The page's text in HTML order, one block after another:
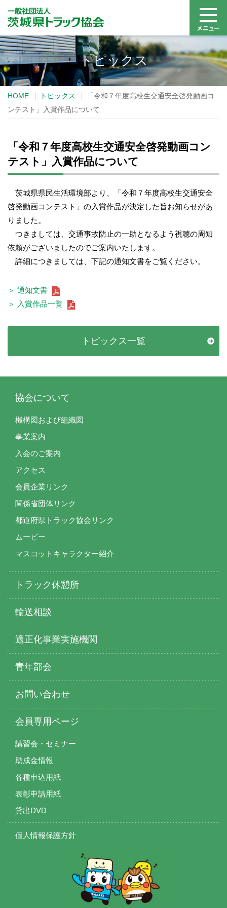
トピックス
HOME トピックス
「令和７年度高校生交通安全啓発動画コ
ンテスト」入賞作品について
「令和７年度高校生交通安全啓発動画コン
テスト」入賞作品について
茨城県県民生活環境部より、「令和７年度高校生交通安全
啓発動画コンテスト」の入賞作品が決定した旨お知らせがあ
りました。
つきましては、交通事故防止の一助となるよう視聴の周知
依頼がございましたのでご案内いたします。
詳細につきましては、下記の通知文書をご覧ください。
＞ 通知文書
＞ 入賞作品一覧
トピックス一覧
協会について
機構図および組織図
事業案内
入会のご案内
アクセス
会員企業リンク
関係省団体リンク
都道府県トラック協会リンク
ムービー
マスコットキャラクター紹介
トラック休憩所
輸送相談
適正化事業実施機関
青年部会
お問い合わせ
会員専用ページ
講習会・セミナー
助成金情報
各種申込用紙
表彰申請用紙
貸出DVD
個人情報保護方針